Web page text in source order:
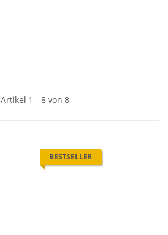
Artikel 1 - 8 von 8
BESTSELLER